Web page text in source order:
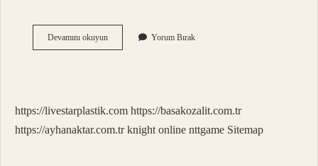
Devamını okuyunGençlere
Hangi
Yorum Bırak
https://livestarplastik.com https://basakozalit.com.tr
https://ayhanaktar.com.tr knight online nttgame Sitemap